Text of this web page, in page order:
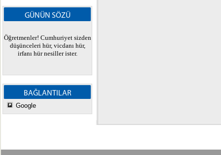
GÜNÜN SÖZÜ
Öğretmenler! Cumhuriyet sizden
düşünceleri hür, vicdanı hür,
irfanı hür nesiller ister.
BAĞLANTILAR
Google